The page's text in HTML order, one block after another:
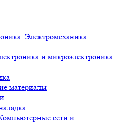
Электромеханика.
и микроэлектроника
материалы
сети и